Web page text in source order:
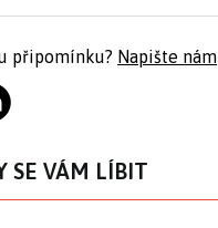
připomínku? Napište nám
SE VÁM LÍBIT